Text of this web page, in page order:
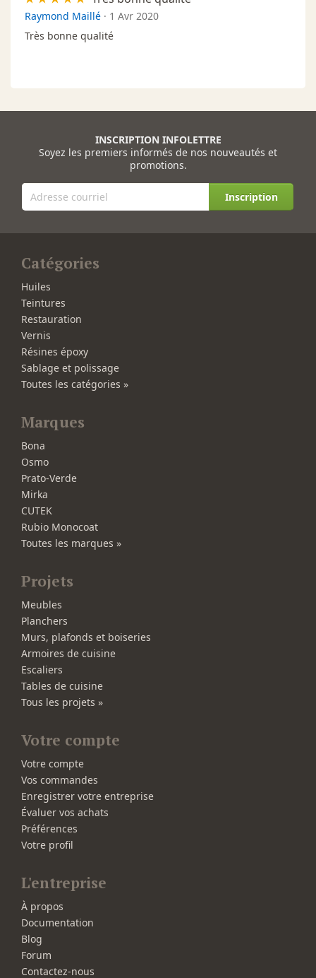
Raymond Maillé · 1 Avr 2020
Très bonne qualité
INSCRIPTION INFOLETTRE
Soyez les premiers informés de nos nouveautés et
promotions.
Inscription
Catégories
Huiles
Teintures
Restauration
Vernis
Résines époxy
Sablage et polissage
Toutes les catégories »
Marques
Bona
Osmo
Prato-Verde
Mirka
CUTEK
Rubio Monocoat
Toutes les marques »
Projets
Meubles
Planchers
Murs, plafonds et boiseries
Armoires de cuisine
Escaliers
Tables de cuisine
Tous les projets »
Votre compte
Votre compte
Vos commandes
Enregistrer votre entreprise
Évaluer vos achats
Préférences
Votre profil
L'entreprise
À propos
Documentation
Blog
Forum
Contactez-nous